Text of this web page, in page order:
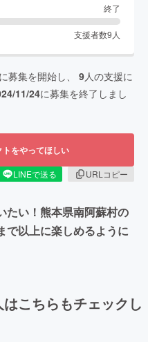
終了
支援者数9 人
に募集を開始し、 9人の支援に
11/24に募集を終了しまし
をやってほしい
LINEで送る
URLコピー
たい！熊本県南阿蘇村の
で以上に楽しめるように
こちらもチェックし